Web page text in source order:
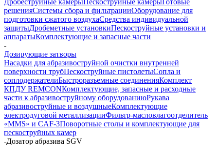
решенияСистемы сбора и фильтрацииОборудование для
подготовки сжатого воздухаСредства индивидуальной
защитыДробеметные установкиПескоструйные установки и
аппаратыКомплектующие и запасные части
-
Дозирующие затворы
Насадки для абразивоструйной очистки внутренней
поверхности трубПескоструйные пистолетыСопла и
соплодержателиБыстроразъемные соединенияКомплект
КПДУ REMCONКомплектующие, запасные и расходные
части к абразивоструйному оборудованиюРукава
абразивоструйные и воздушныеКомплектующие
электродуговой металлизацииФильтр-масловлагоотделитель
«MMS» и CAF-3Поворотные столы и комплектующие для
пескоструйных камер
-Дозатор абразива SGV